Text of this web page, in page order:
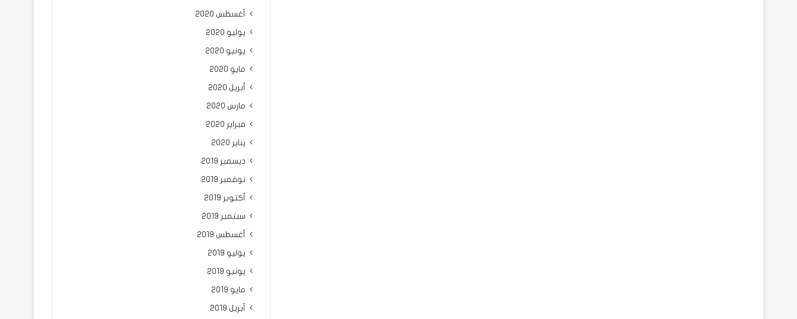
أغسطس 2020
يوليو 2020
يونيو 2020
مايو 2020
أبريل 2020
مارس 2020
فبراير 2020
يناير 2020
ديسمبر 2019
نوفمبر 2019
أكتوبر 2019
سبتمبر 2019
أغسطس 2019
يوليو 2019
يونيو 2019
مايو 2019
أبريل 2019